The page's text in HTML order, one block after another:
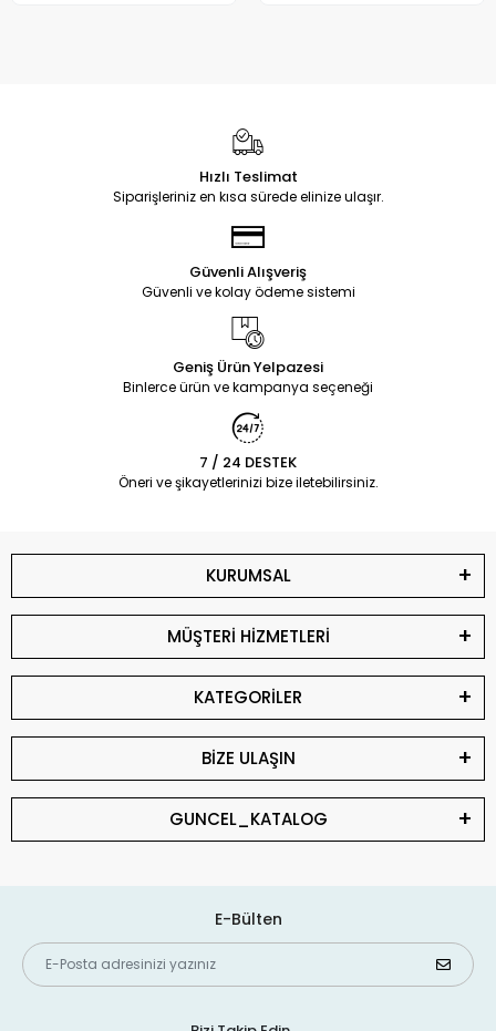
Hızlı Teslimat
Siparişleriniz en kısa sürede elinize ulaşır.
Güvenli Alışveriş
Güvenli ve kolay ödeme sistemi
Geniş Ürün Yelpazesi
Binlerce ürün ve kampanya seçeneği
7 / 24 DESTEK
Öneri ve şikayetlerinizi bize iletebilirsiniz.
KURUMSAL
MÜŞTERİ HİZMETLERİ
KATEGORİLER
BİZE ULAŞIN
GUNCEL_KATALOG
E-Bülten